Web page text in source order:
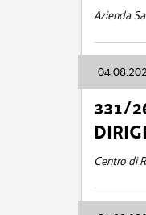
Azienda
331/
Centro di